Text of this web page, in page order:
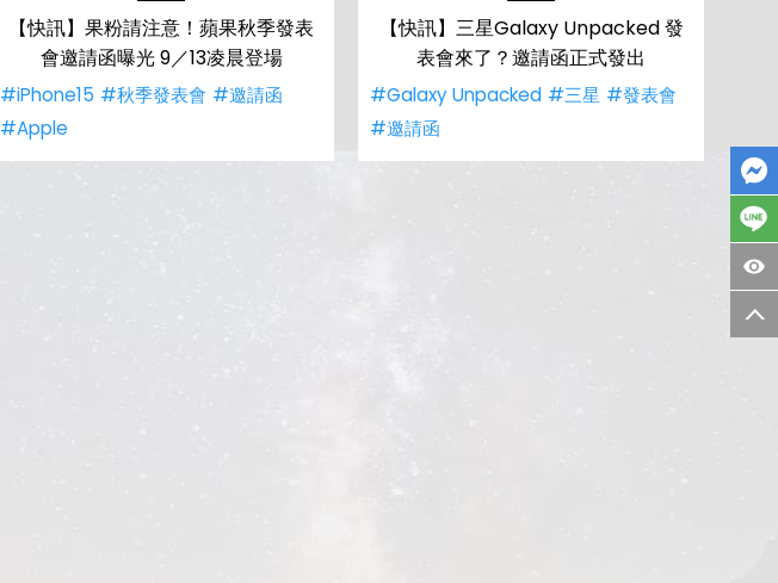
【快訊】果粉請注意！蘋果秋季發表
會邀請函曝光 9／13凌晨登場
#iPhone15 #秋季發表會 #邀請函
#Apple
【快訊】三星Galaxy Unpacked 發
表會來了？邀請函正式發出
#Galaxy Unpacked #三星 #發表會
#邀請函